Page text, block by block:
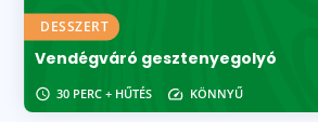
DESSZERT
Vendégváró gesztenyegolyó
30 PERC + HŰTÉS KÖNNYŰ